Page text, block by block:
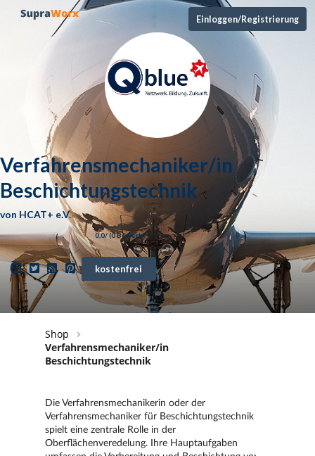
Einloggen/Registrierung
Verfahrensmechaniker/in
Beschichtungstechnik
von HCAT+ e.V.
0,0/ (0Bewert.)
kostenfrei
Shop
Verfahrensmechaniker/in
Beschichtungstechnik